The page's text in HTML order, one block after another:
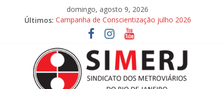
domingo, agosto 9, 2026
Últimos: Campanha de Conscientização julho 2026
Campanha de Conscientização agosto 2026